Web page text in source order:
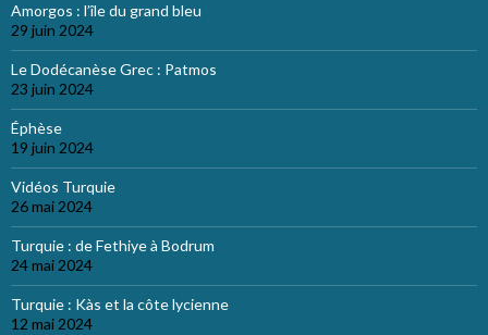
Amorgos : l’île du grand bleu
29 juin 2024
Le Dodécanèse Grec : Patmos
23 juin 2024
Éphèse
19 juin 2024
Vidéos Turquie
26 mai 2024
Turquie : de Fethiye à Bodrum
24 mai 2024
Turquie : Kàs et la côte lycienne
12 mai 2024